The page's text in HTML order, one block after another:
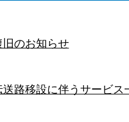
のお知らせ
路移設に伴うサービス